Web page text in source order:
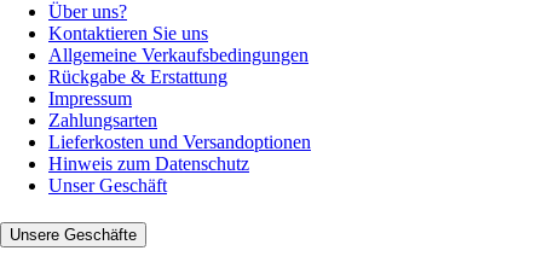
Über uns?
Kontaktieren Sie uns
Allgemeine Verkaufsbedingungen
Rückgabe & Erstattung
Impressum
Zahlungsarten
Lieferkosten und Versandoptionen
Hinweis zum Datenschutz
Unser Geschäft
Unsere Geschäfte